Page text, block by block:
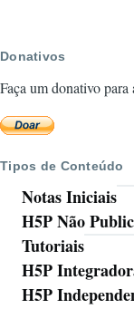
Donativos
Faça um donativo para
Tipos de Conteúdo
Notas Iniciais
H5P Não
Tutoriais
H5P
H5P